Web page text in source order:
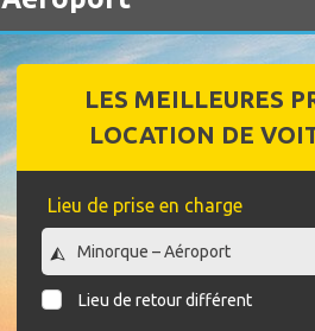
LES MEILLEURES
LOCATION DE
Lieu de prise en charge
Lieu de retour différent